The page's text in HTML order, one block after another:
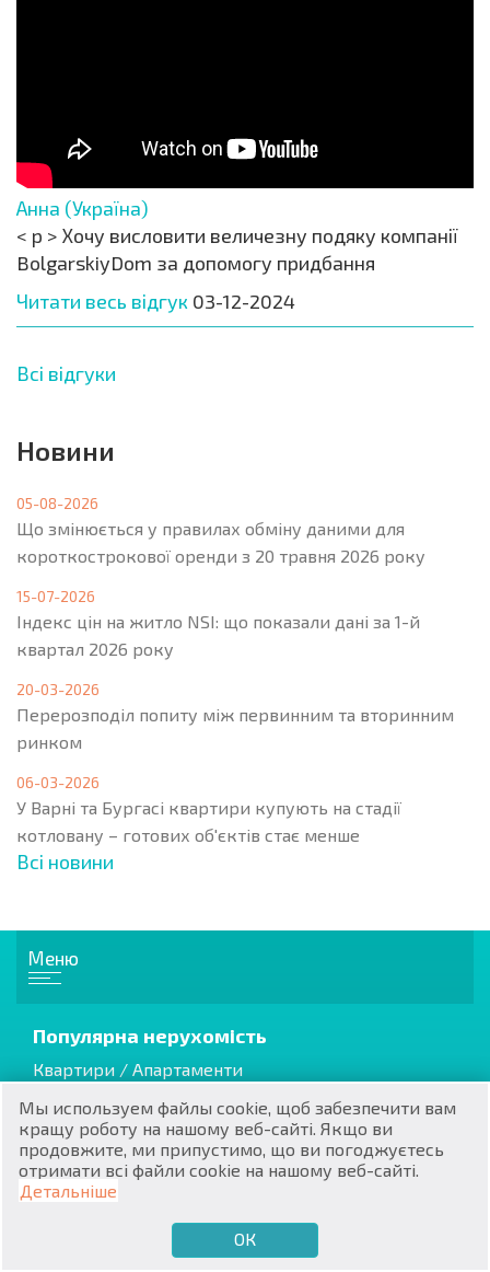
€
$
₽
₴
zł
PL
Анна (Україна)
< p > Хочу висловити величезну подяку компанії
BolgarskiyDom за допомогу придбання
Читати весь відгук 03-12-2024
Всі відгуки
Новини
05-08-2026
Що змінюється у правилах обміну даними для
короткострокової оренди з 20 травня 2026 року
15-07-2026
Індекс цін на житло NSI: що показали дані за 1-й
квартал 2026 року
20-03-2026
Перерозподіл попиту між первинним та вторинним
ринком
06-03-2026
У Варні та Бургасі квартири купують на стадії
котловану – готових об'єктів стає менше
Всі новини
Меню
Популярна нерухомість
Квартири / Апартаменти
Будинки / Вілли
Котеджі / Таунхауси
Вторинна нерухомість
Нерухомість від забудовника
Мы используем файлы cookie, щоб забезпечити вам
кращу роботу на нашому веб-сайті. Якщо ви
продовжите, ми припустимо, що ви погоджуєтесь
отримати всі файли cookie на нашому веб-сайті.
Детальніше
ОК